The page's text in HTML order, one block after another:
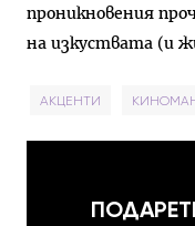
проникновения
на изкуствата (и
АКЦЕНТИ